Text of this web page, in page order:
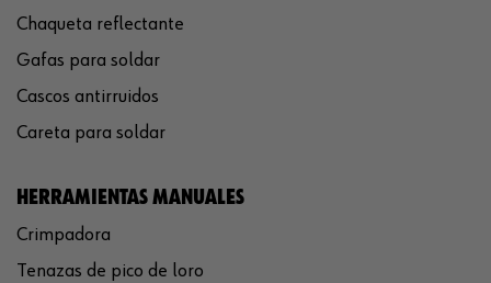
Chaqueta reflectante
Gafas para soldar
Cascos antirruidos
Careta para soldar
HERRAMIENTAS MANUALES
Crimpadora
Tenazas de pico de loro